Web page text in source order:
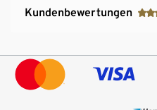
Kundenbewertungen